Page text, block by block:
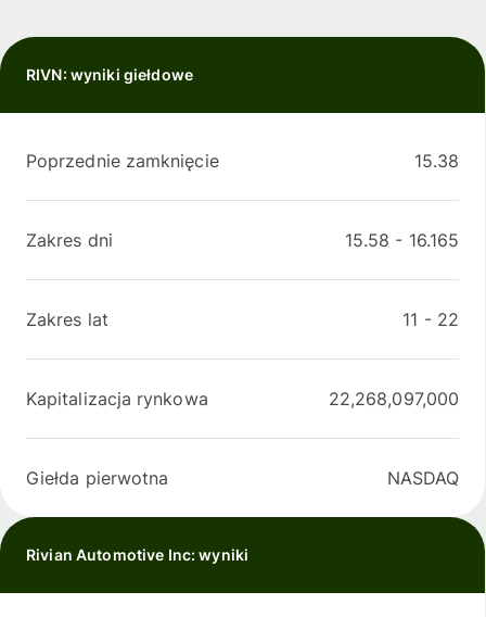
RIVN: wyniki giełdowe
Poprzednie zamknięcie 15.38
Zakres dni 15.58 - 16.165
Zakres lat 11 - 22
Kapitalizacja rynkowa 22,268,097,000
Giełda pierwotna NASDAQ
Rivian Automotive Inc: wyniki